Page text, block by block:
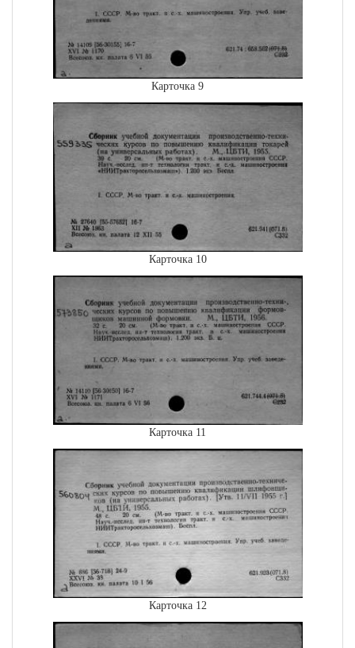
Карточка 9
Карточка 10
Карточка 11
Карточка 12